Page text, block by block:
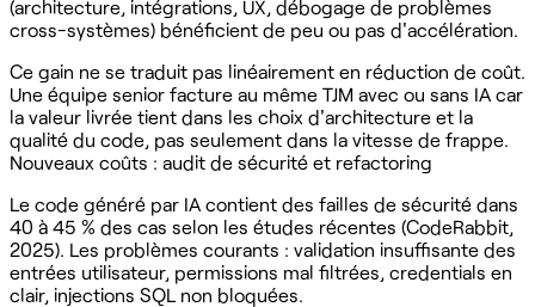
(architecture, intégrations, UX, débogage de problèmes
cross-systèmes) bénéficient de peu ou pas d'accélération.
Ce gain ne se traduit pas linéairement en réduction de coût.
Une équipe senior facture au même TJM avec ou sans IA car
la valeur livrée tient dans les choix d'architecture et la
qualité du code, pas seulement dans la vitesse de frappe.
Nouveaux coûts : audit de sécurité et refactoring
Le code généré par IA contient des failles de sécurité dans
40 à 45 % des cas selon les études récentes (CodeRabbit,
2025). Les problèmes courants : validation insuffisante des
entrées utilisateur, permissions mal filtrées, credentials en
clair, injections SQL non bloquées.